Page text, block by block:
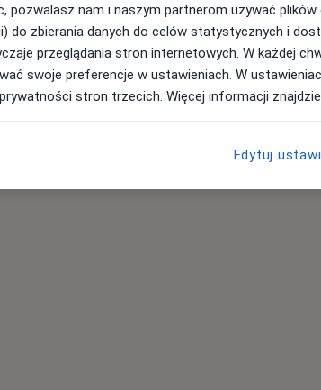
Konsultacja fizjoterapeutyczna (pierwsza wizyta)
300 zł
pozwalasz nam i naszym partnerom używać plików
do zbierania danych do celów statystycznych i
przeglądania stron internetowych. W każdej
swoje preferencje w ustawieniach. W
stron trzecich. Więcej informacji
Edytuj